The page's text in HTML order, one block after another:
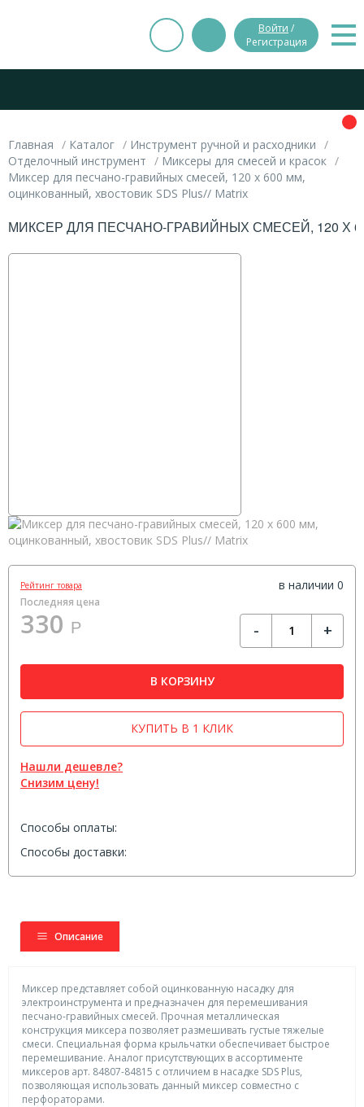
Войти /
Регистрация
Главная Каталог
Инструмент ручной и расходники
Отделочный инструмент
Миксеры для смесей и красок
Миксер для песчано-гравийных смесей, 120 х 600 мм,
оцинкованный, хвостовик SDS Plus// Matrix
МИКСЕР ДЛЯ ПЕСЧАНО-ГРАВИЙНЫХ СМЕСЕЙ, 120 Х
Рейтинг товара в наличии 0
Последняя цена
330 Р - +
В КОРЗИНУ
Нашли дешевле?
Снизим цену!
КУПИТЬ В 1 КЛИК
Способы оплаты:
Способы доставки:
Описание
Миксер представляет собой оцинкованную насадку для
электроинструмента и предназначен для перемешивания
песчано-гравийных смесей. Прочная металлическая
конструкция миксера позволяет размешивать густые тяжелые
смеси. Специальная форма крыльчатки обеспечивает быстрое
перемешивание. Аналог присутствующих в ассортименте
миксеров арт. 84807-84815 с отличием в насадке SDS Plus,
позволяющая использовать данный миксер совместно с
перфораторами.